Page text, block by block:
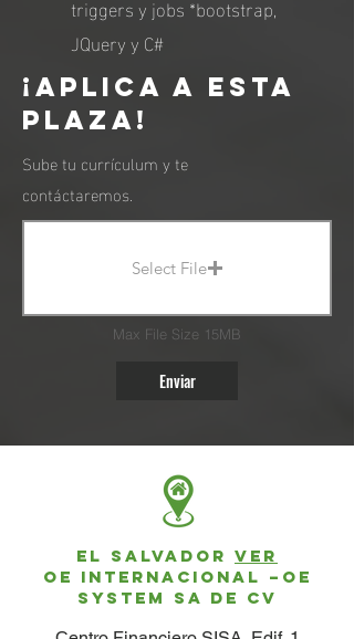
triggers y jobs *bootstrap,
JQuery y C#
¡APLICA A ESTA
PLAZA!
Sube tu currículum y te
contáctaremos.
Select File
Max File Size 15MB
Enviar
El Salvador VER
OE INTERNACIONAL –OE
SYSTEM SA DE CV